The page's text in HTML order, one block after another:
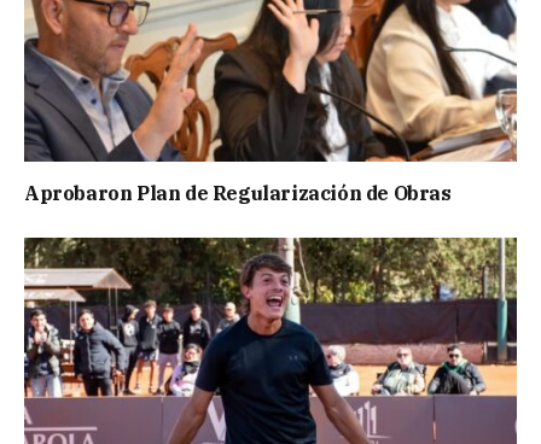
Aprobaron Plan de Regularización de Obras